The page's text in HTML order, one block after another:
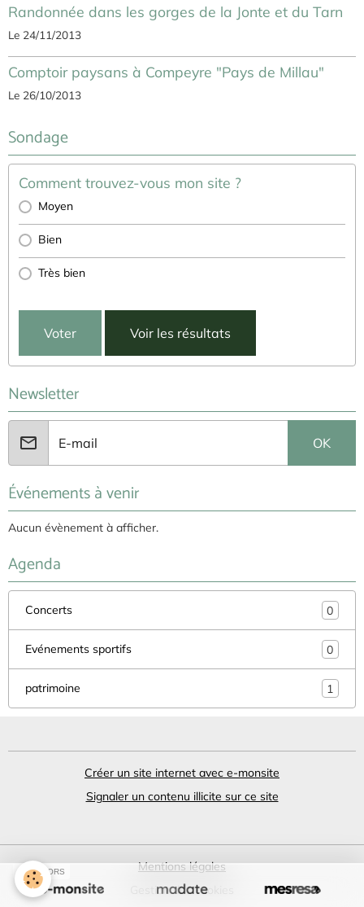
Randonnée dans les gorges de la Jonte et du Tarn
Le 24/11/2013
Comptoir paysans à Compeyre "Pays de Millau"
Le 26/10/2013
Sondage
Comment trouvez-vous mon site ?
Moyen
Bien
Très bien
Voter Voir les résultats
Newsletter
OK
Événements à venir
Aucun évènement à afficher.
Agenda
Concerts 0
Evénements sportifs 0
patrimoine 1
Créer un site internet avec e-monsite
Signaler un contenu illicite sur ce site
Mentions légales
Gestion des cookies
SPONSORS